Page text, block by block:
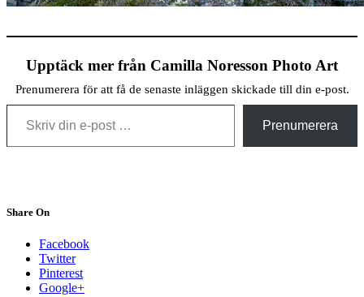
Upptäck mer från Camilla Noresson Photo Art
Prenumerera för att få de senaste inläggen skickade till din e-post.
Skriv din e-post …
Prenumerera
Share On
Facebook
Twitter
Pinterest
Google+